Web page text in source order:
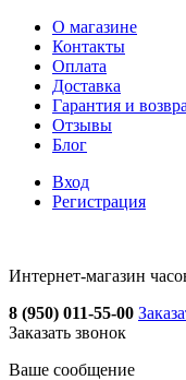
О магазине
Контакты
Оплата
Доставка
Гарантия и
Отзывы
Блог
Вход
Регистрация
Интернет-магазин
8 (950) 011-55-00
Заказать звонок
Ваше сообщение